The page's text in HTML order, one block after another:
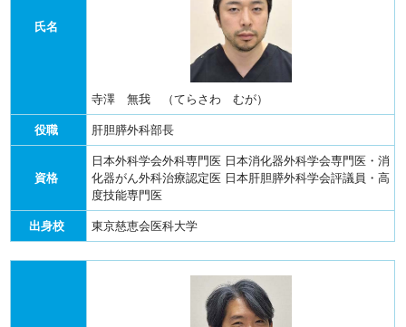
氏名
寺澤 無我 （てらさわ むが）
役職 肝胆膵外科部長
資格
日本外科学会外科専門医 日本消化器外科学会専門医・消
化器がん外科治療認定医 日本肝胆膵外科学会評議員・高
度技能専門医
出身校 東京慈恵会医科大学